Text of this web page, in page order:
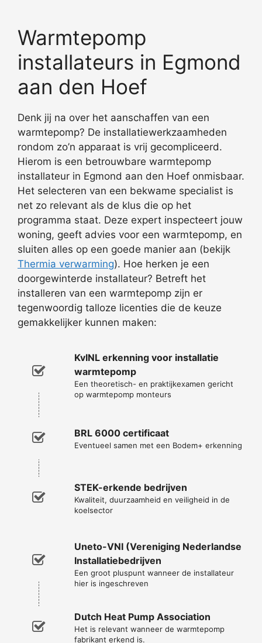
Warmtepomp
installateurs in Egmond
aan den Hoef
Denk jij na over het aanschaffen van een
warmtepomp? De installatiewerkzaamheden
rondom zo’n apparaat is vrij gecompliceerd.
Hierom is een betrouwbare warmtepomp
installateur in Egmond aan den Hoef onmisbaar.
Het selecteren van een bekwame specialist is
net zo relevant als de klus die op het
programma staat. Deze expert inspecteert jouw
woning, geeft advies voor een warmtepomp, en
sluiten alles op een goede manier aan (bekijk
Thermia verwarming). Hoe herken je een
doorgewinterde installateur? Betreft het
installeren van een warmtepomp zijn er
tegenwoordig talloze licenties die de keuze
gemakkelijker kunnen maken:
KvINL erkenning voor installatie
warmtepomp
Een theoretisch- en praktijkexamen gericht
op warmtepomp monteurs
BRL 6000 certificaat
Eventueel samen met een Bodem+ erkenning
STEK-erkende bedrijven
Kwaliteit, duurzaamheid en veiligheid in de
koelsector
Uneto-VNI (Vereniging Nederlandse
Installatiebedrijven
Een groot pluspunt wanneer de installateur
hier is ingeschreven
Dutch Heat Pump Association
Het is relevant wanneer de warmtepomp
fabrikant erkend is.